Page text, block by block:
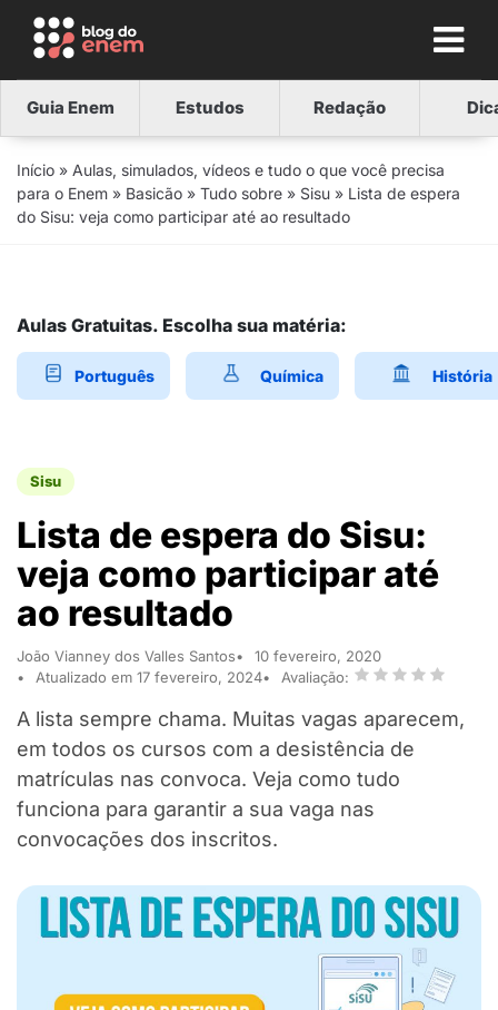
Guia Enem Estudos Redação
Início » Aulas, simulados, vídeos e tudo o que você precisa
para o Enem » Basicão » Tudo sobre » Sisu » Lista de espera
do Sisu: veja como participar até ao resultado
Aulas Gratuitas. Escolha sua matéria:
Português Química História
Sisu
Lista de espera do Sisu:
veja como participar até
ao resultado
João Vianney dos Valles Santos
10 fevereiro, 2020
Atualizado em 17 fevereiro, 2024
Avaliação:
A lista sempre chama. Muitas vagas aparecem,
em todos os cursos com a desistência de
matrículas nas convoca. Veja como tudo
funciona para garantir a sua vaga nas
convocações dos inscritos.